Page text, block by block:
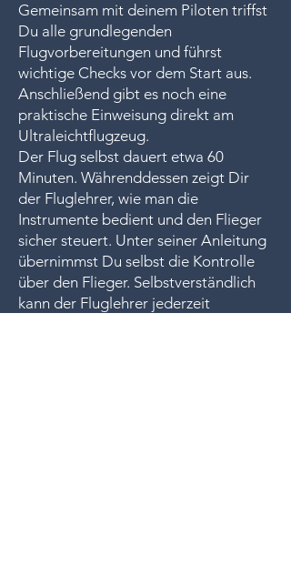
Gemeinsam mit deinem Piloten triffst
Du alle grundlegenden
Flugvorbereitungen und führst
wichtige Checks vor dem Start aus.
Anschließend gibt es noch eine
praktische Einweisung direkt am
Ultraleichtflugzeug.
Der Flug selbst dauert etwa 60
Minuten. Währenddessen zeigt Dir
der Fluglehrer, wie man die
Instrumente bedient und den Flieger
sicher steuert. Unter seiner Anleitung
übernimmst Du selbst die Kontrolle
über den Flieger. Selbstverständlich
kann der Fluglehrer jederzeit